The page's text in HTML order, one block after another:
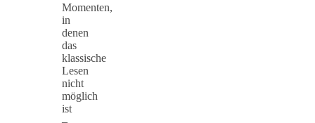
Momenten,
in
denen
das
klassische
Lesen
nicht
möglich
ist